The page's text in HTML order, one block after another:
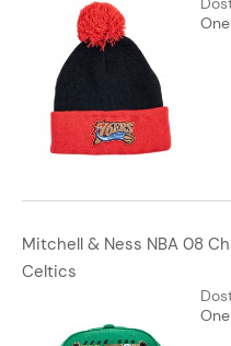
Mitchell & Ness NBA 08
Celtics